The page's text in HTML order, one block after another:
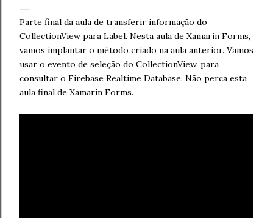
Parte final da aula de transferir informação do
CollectionView para Label. Nesta aula de Xamarin Forms,
vamos implantar o método criado na aula anterior. Vamos
usar o evento de seleção do CollectionView, para
consultar o Firebase Realtime Database. Não perca esta
aula final de Xamarin Forms.